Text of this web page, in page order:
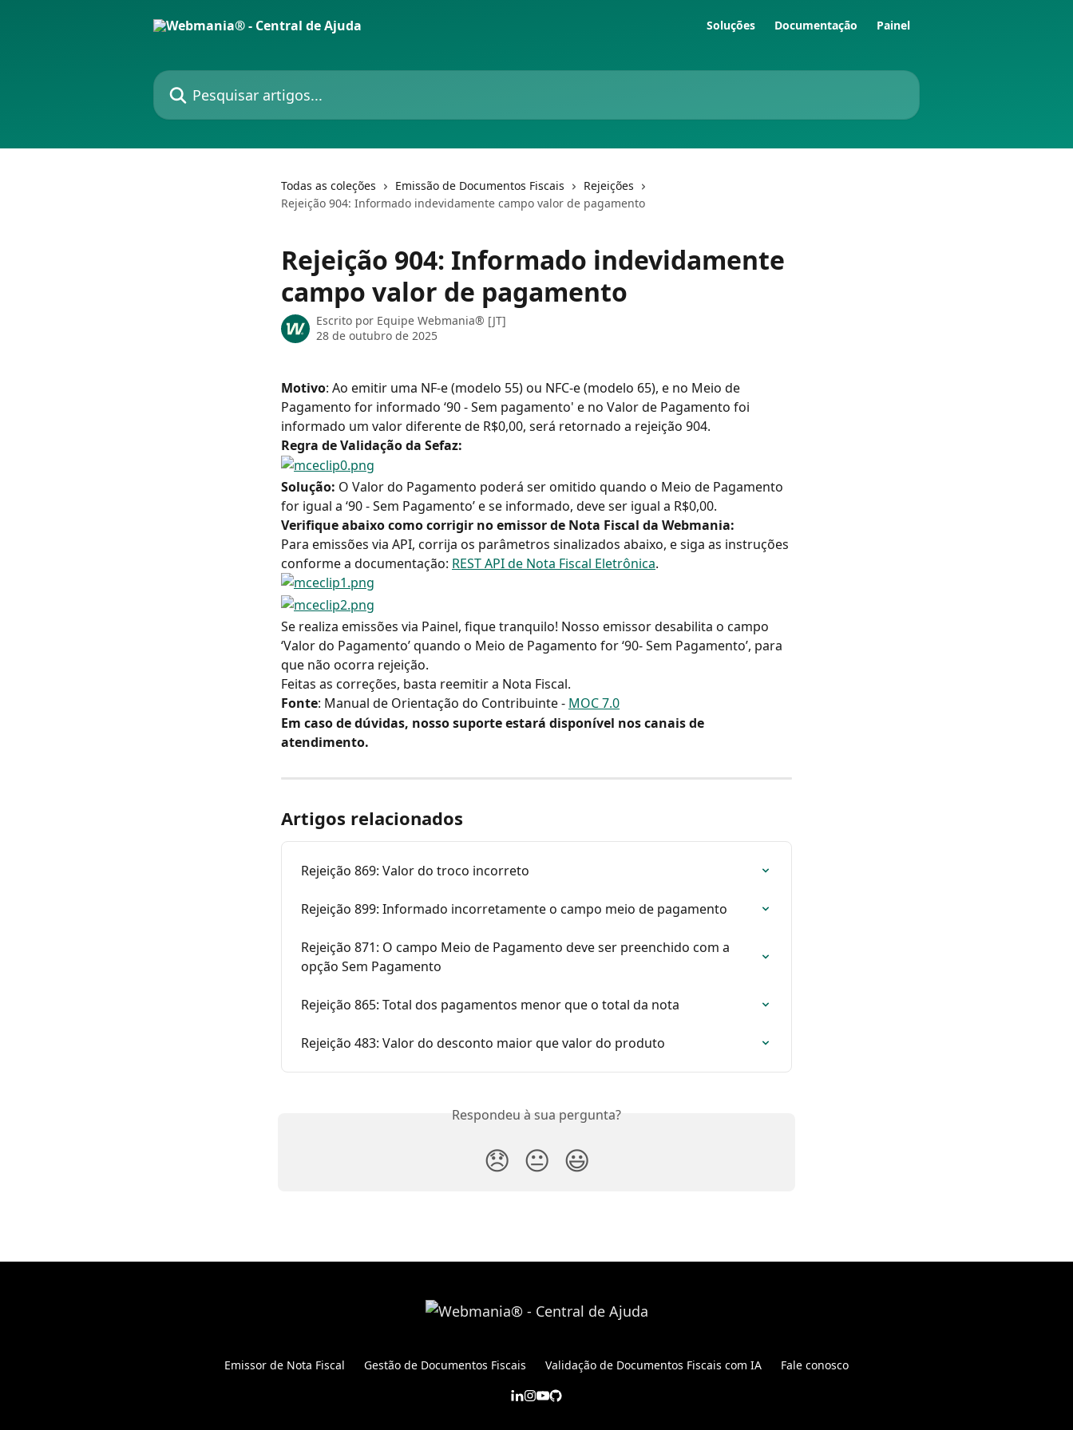
Soluções Documentação Painel
Pesquisar artigos...
Todas as coleções Emissão de Documentos Fiscais
Rejeições
Rejeição 904: Informado indevidamente campo valor de pagamento
Rejeição 904: Informado indevidamente
campo valor de pagamento
Escrito por Equipe Webmania® [JT]
28 de outubro de 2025
Motivo: Ao emitir uma NF-e (modelo 55) ou NFC-e (modelo 65), e no Meio de
Pagamento for informado ‘90 - Sem pagamento' e no Valor de Pagamento foi
informado um valor diferente de R$0,00, será retornado a rejeição 904.
Regra de Validação da Sefaz:
Solução: O Valor do Pagamento poderá ser omitido quando o Meio de Pagamento
for igual a ‘90 - Sem Pagamento’ e se informado, deve ser igual a R$0,00.
Verifique abaixo como corrigir no emissor de Nota Fiscal da Webmania:
Para emissões via API, corrija os parâmetros sinalizados abaixo, e siga as instruções
conforme a documentação: REST API de Nota Fiscal Eletrônica.
Se realiza emissões via Painel, fique tranquilo! Nosso emissor desabilita o campo
‘Valor do Pagamento’ quando o Meio de Pagamento for ‘90- Sem Pagamento’, para
que não ocorra rejeição.
Feitas as correções, basta reemitir a Nota Fiscal.
Fonte: Manual de Orientação do Contribuinte - MOC 7.0
Em caso de dúvidas, nosso suporte estará disponível nos canais de
atendimento.
Artigos relacionados
Rejeição 869: Valor do troco incorreto
Rejeição 899: Informado incorretamente o campo meio de pagamento
Rejeição 871: O campo Meio de Pagamento deve ser preenchido com a
opção Sem Pagamento
Rejeição 865: Total dos pagamentos menor que o total da nota
Rejeição 483: Valor do desconto maior que valor do produto
Respondeu à sua pergunta?
😞 😐 😃
Emissor de Nota Fiscal Gestão de Documentos Fiscais Validação de Documentos Fiscais com IA Fale conosco